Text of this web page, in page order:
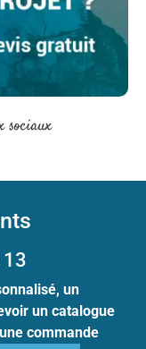
sociaux
un
un catalogue
commande